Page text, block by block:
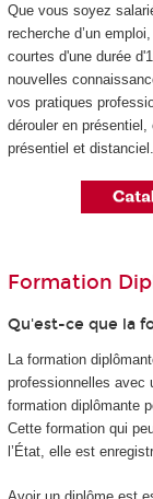
Que vous soyez
recherche d’un
courtes d'une durée
nouvelles
vos pratiques
dérouler en
présentiel et distanciel.
Formation
Qu'est-ce que la
La formation
professionnelles avec
formation diplômante
Cette formation qui
l’État, elle est